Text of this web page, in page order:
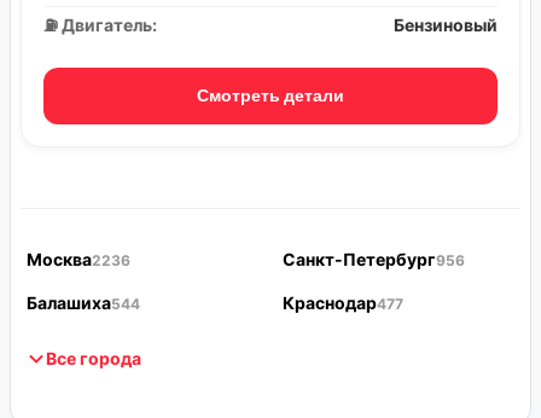
⛽ Двигатель:
Бензиновый
Смотреть детали
Москва2236 Санкт-Петербург956
Балашиха544 Краснодар477
Все города